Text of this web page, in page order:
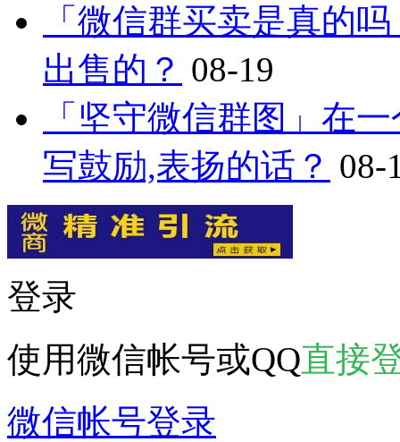
「微信群买卖是真的
出售的？ 08-19
「坚守微信群图」在
写鼓励,表扬的话？ 08-
登录
使用微信帐号或QQ直接
微信帐号登录